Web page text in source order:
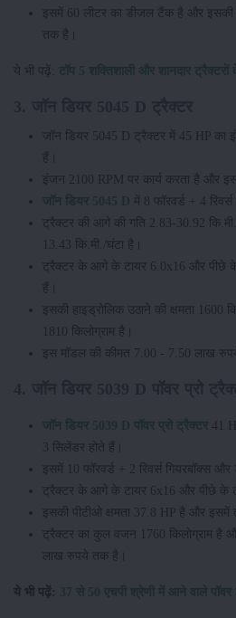
इसमें 60 लीटर का डीजल टैंक है और इसकी
तक है।
ये भी पढ़ें: टॉप 5 शक्तिशाली और शानदार ट्रैक्टरों
जॉन डियर 5045 D ट्रैक्टर में 45 HP का
हैं।
इंजन 2100 RPM पर कार्य करता है और
जॉन डियर 5045 D में 8 फॉरवर्ड + 4 रिवर्स
ट्रैक्टर की आगे की गति 2.83-30.92
13.43 कि.मी./घंटा है।
ट्रैक्टर के आगे के टायर 6.0x16 और पीछे
हैं।
इसकी हाइड्रोलिक उठाने की क्षमता
1810 किलोग्राम है।
इस मॉडल की कीमत 7.00 - 7.50 लाख
जॉन डियर 5039 D पॉवर प्रो ट्रैक्टर 41
3 सिलेंडर होते हैं।
इसमें 10 फॉरवर्ड + 2 रिवर्स गियरबॉक्स
ट्रैक्टर के आगे के टायर 6x16 और पीछे के
इसकी पीटीओ क्षमता 37.8 HP है और इसमें
ट्रैक्टर का कुल वजन 1760 किलोग्राम है
लाख रुपये तक है।
ये भी पढ़ें: 37 से 50 एचपी श्रेणी में आने वाले